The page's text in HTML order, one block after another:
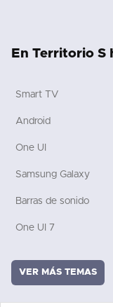
En Territorio S
Smart TV
Android
One UI
Samsung Galaxy
Barras de sonido
One UI 7
VER MÁS TEMAS